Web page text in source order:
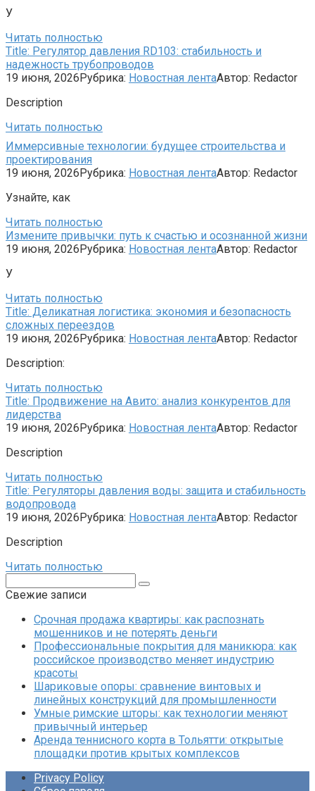
У
Читать полностью
Title: Регулятор давления RD103: стабильность и
надежность трубопроводов
19 июня, 2026Рубрика: Новостная лентаАвтор: Redactor
Description
Читать полностью
Иммерсивные технологии: будущее строительства и
проектирования
19 июня, 2026Рубрика: Новостная лентаАвтор: Redactor
Узнайте, как
Читать полностью
Измените привычки: путь к счастью и осознанной жизни
19 июня, 2026Рубрика: Новостная лентаАвтор: Redactor
У
Читать полностью
Title: Деликатная логистика: экономия и безопасность
сложных переездов
19 июня, 2026Рубрика: Новостная лентаАвтор: Redactor
Description:
Читать полностью
Title: Продвижение на Авито: анализ конкурентов для
лидерства
19 июня, 2026Рубрика: Новостная лентаАвтор: Redactor
Description
Читать полностью
Title: Регуляторы давления воды: защита и стабильность
водопровода
19 июня, 2026Рубрика: Новостная лентаАвтор: Redactor
Description
Читать полностью
Свежие записи
Срочная продажа квартиры: как распознать
мошенников и не потерять деньги
Профессиональные покрытия для маникюра: как
российское производство меняет индустрию
красоты
Шариковые опоры: сравнение винтовых и
линейных конструкций для промышленности
Умные римские шторы: как технологии меняют
привычный интерьер
Аренда теннисного корта в Тольятти: открытые
площадки против крытых комплексов
Privacy Policy